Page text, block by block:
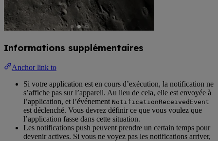
Informations supplémentaires
Anchor link to
Si votre application est en cours d’exécution, la notification ne
s’affiche pas sur l’appareil. Au lieu de cela, elle est envoyée à
l’application, et l’événement NotificationReceivedEvent
est déclenché. Vous devrez définir ce que vous voulez que
l’application fasse dans cette situation.
Les notifications push peuvent prendre un certain temps pour
devenir actives. Si vous ne voyez pas les notifications arriver,